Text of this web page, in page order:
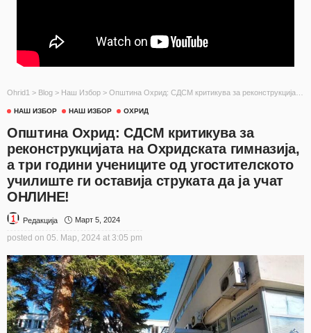
Ohrid1 > Blog > Наш Избор > Општина Охрид: СДСМ критикува за реконструкцијата на Охридската гимназија, а три години учениците од угостителското училиште ги оставија струката да ја учат ОНЛИНЕ!
НАШ ИЗБОР НАШ ИЗБОР ОХРИД
Општина Охрид: СДСМ критикува за
реконструкцијата на Охридската гимназија,
а три години учениците од угостителското
училиште ги оставија струката да ја учат
ОНЛИНЕ!
Редакција Март 5, 2024
posted on 05. Мар, 2024 at 3:05 pm